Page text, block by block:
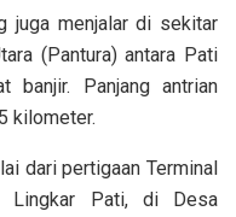
juga menjalar di sekitar
(Pantura) antara Pati
banjir. Panjang antrian
kilometer.
dari pertigaan Terminal
Lingkar Pati, di Desa